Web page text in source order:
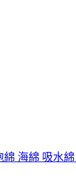
海綿 吸水